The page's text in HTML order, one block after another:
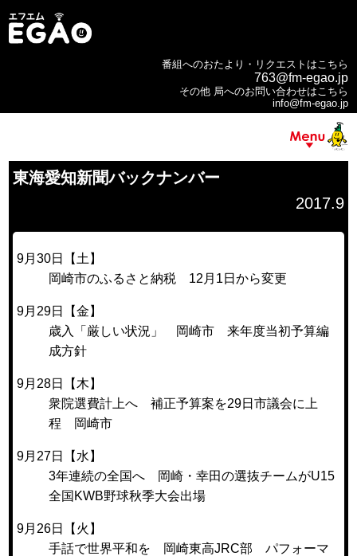
番組へのおたより・リクエストはこちら
763@fm-egao.jp
その他 局へのお問い合わせはこちら
info@fm-egao.jp
東海愛知新聞バックナンバー
2017.9
9月30日【土】
岡崎市のふるさと納税 12月1日から変更
9月29日【金】
歳入「厳しい状況」 岡崎市 来年度当初予算編
成方針
9月28日【木】
衆院選費計上へ 補正予算案を29日市議会に上
程 岡崎市
9月27日【水】
3年連続の全国へ 岡崎・幸田の選抜チームがU15
全国KWB野球秋季大会出場
9月26日【火】
手話で世界平和を 岡崎東高JRC部 パフォーマ